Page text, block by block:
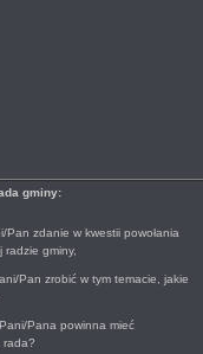
gminy:
Pan zdanie w kwestii powołania
radzie gminy,
Pan zrobić w tym temacie, jakie
Pana powinna mieć
rada?